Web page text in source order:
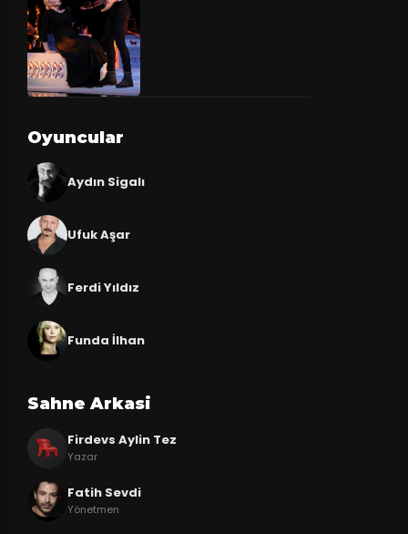
Oyuncular
Aydın Sigalı
Ufuk Aşar
Ferdi Yıldız
Funda İlhan
Sahne Arkasi
Firdevs Aylin Tez
Yazar
Fatih Sevdi
Yönetmen